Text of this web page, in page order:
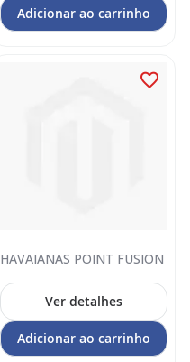
Adicionar ao carrinho
HAVAIANAS POINT FUSION
Ver detalhes
Adicionar ao carrinho